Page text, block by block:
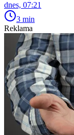
dnes, 07:21
3 min
Reklama